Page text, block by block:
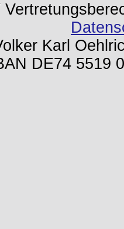
Karl
DE74 5519